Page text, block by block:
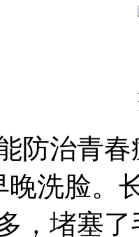
防治青
晚洗脸。
，堵塞